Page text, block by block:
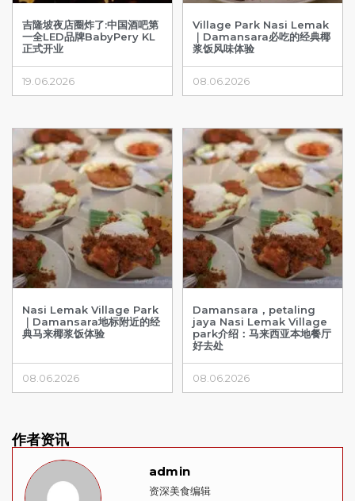
吉隆坡夜店圈炸了:中国酒吧第
一全LED品牌BabyPery KL
正式开业
19.06.2026
Village Park Nasi Lemak
｜Damansara必吃的经典椰
浆饭风味体验
08.06.2026
Nasi Lemak Village Park
｜Damansara地标附近的经
典马来椰浆饭体验
08.06.2026
Damansara，petaling
jaya Nasi Lemak Village
park介绍：马来西亚本地餐厅
好去处
08.06.2026
作者资讯
admin
资深美食编辑